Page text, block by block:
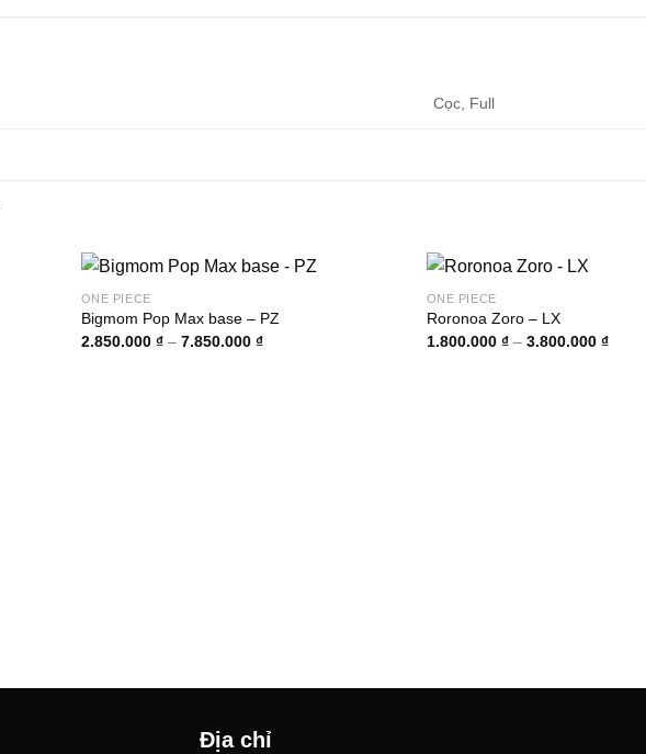
Cọc, Full
ONE PIECE
Bigmom Pop Max base – PZ
2.850.000 ₫ – 7.850.000 ₫Khoảng
ONE PIECE
Roronoa Zoro – LX
1.800.000 ₫ – 3.800.000 ₫
Địa chỉ